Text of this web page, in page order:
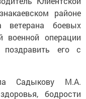
районе
ветерана боевых
военной операции
его с
Садыкову М.А.
бодрости